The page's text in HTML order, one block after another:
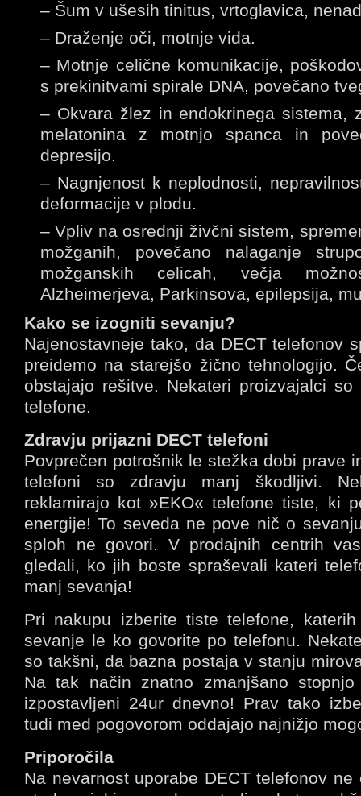
– Šum v ušesih tinitus, vrtoglavica,
– Draženje oči, motnje vida.
– Motnje celične komunikacije,
s prekinitvami spirale DNA, povečano
– Okvara žlez in endokrinega sistema,
melatonina z motnjo spanca in
depresijo.
– Nagnjenost k neplodnosti,
deformacije v plodu.
– Vpliv na osrednji živčni sistem,
možganih, povečano nalaganje
možganskih celicah, večja
Alzheimerjeva, Parkinsova, epilepsija,
Kako se izogniti sevanju?
Najenostavneje tako, da DECT telefonov
preidemo na starejšo žično tehnologijo.
obstajajo rešitve. Nekateri proizvajalci
telefone.
Zdravju prijazni DECT telefoni
Povprečen potrošnik le stežka dobi prave
telefoni so zdravju manj škodljivi.
reklamirajo kot »EKO« telefone tiste, ki
energije! To seveda ne pove nič o
sploh ne govori. V prodajnih centrih
gledali, ko jih boste spraševali kateri
manj sevanja!
Pri nakupu izberite tiste telefone,
sevanje le ko govorite po telefonu.
so takšni, da bazna postaja v stanju
Na tak način znatno zmanjšano
izpostavljeni 24ur dnevno! Prav tako
tudi med pogovorom oddajajo najnižjo
Priporočila
Na nevarnost uporabe DECT telefonov